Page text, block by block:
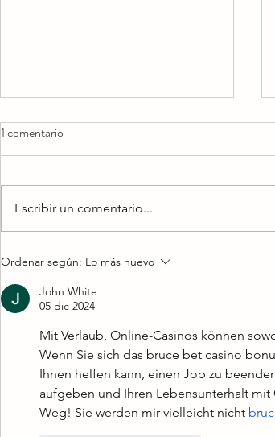
LIMP BIZKIT RESERVA
AGOSTO PARA TRABAJAR
1 comentario
Escribir un comentario...
Ordenar según: Lo más nuevo
John White
05 dic 2024
Mit Verlaub, Online-Casinos können
Wenn Sie sich das bruce bet casino
Ihnen helfen kann, einen Job zu
aufgeben und Ihren Lebensunterhalt
Weg! Sie werden mir vielleicht nicht